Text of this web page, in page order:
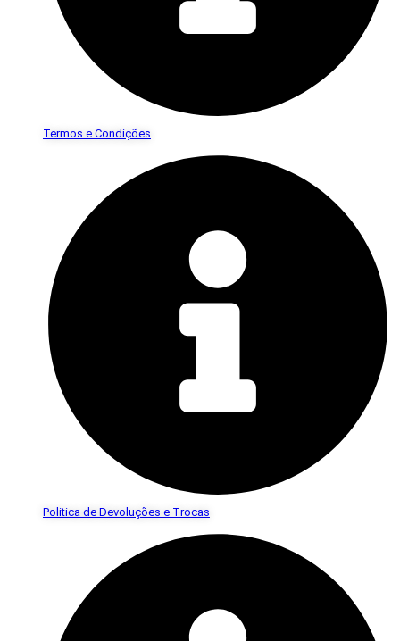
Termos e Condições
Politica de Devoluções e Trocas